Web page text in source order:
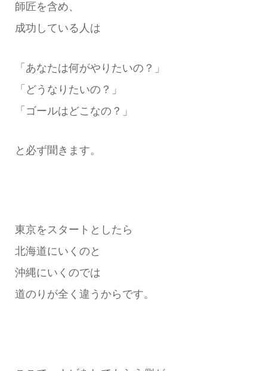
師匠を含め、
成功している人は
「あなたは何がやりたいの？」
「どうなりたいの？」
「ゴールはどこなの？」
と必ず聞きます。
東京をスタートとしたら
北海道にいくのと
沖縄にいくのでは
道のりが全く違うからです。